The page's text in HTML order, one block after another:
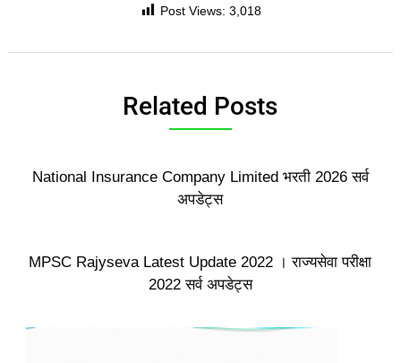
Post Views: 3,018
Related Posts
National Insurance Company Limited भरती 2026 सर्व
अपडेट्स
MPSC Rajyseva Latest Update 2022 । राज्यसेवा परीक्षा
2022 सर्व अपडेट्स